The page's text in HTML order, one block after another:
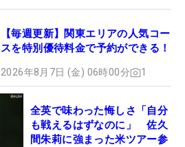
【毎週更新】関東エリアの人気コー
スを特別優待料金で予約ができる！
2026年8月7日 (金) 06時00分 1
全英で味わった悔しさ「自分
も戦えるはずなのに」 佐久
間朱莉に強まった米ツアー参